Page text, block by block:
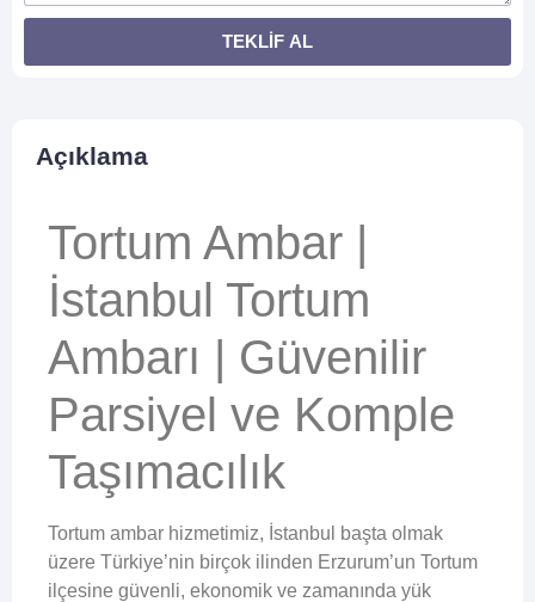
TEKLİF AL
Açıklama
Tortum Ambar |
İstanbul Tortum
Ambarı | Güvenilir
Parsiyel ve Komple
Taşımacılık
Tortum ambar hizmetimiz, İstanbul başta olmak
üzere Türkiye’nin birçok ilinden Erzurum’un Tortum
ilçesine güvenli, ekonomik ve zamanında yük